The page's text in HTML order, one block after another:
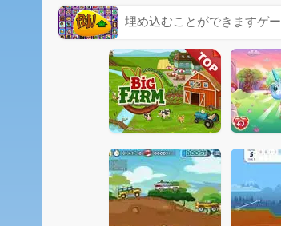
埋め込むことができますゲーム